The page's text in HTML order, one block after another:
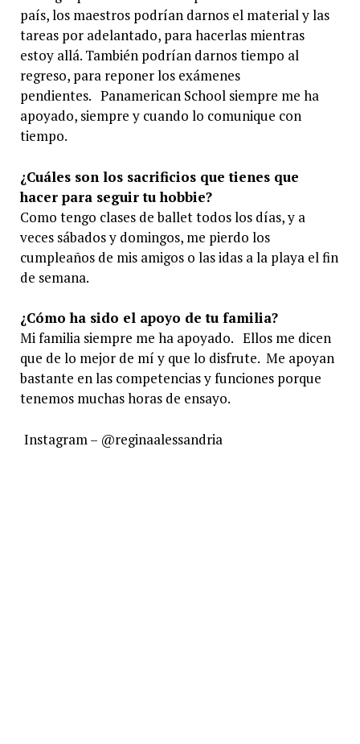
país, los maestros podrían darnos el material y las
tareas por adelantado, para hacerlas mientras
estoy allá. También podrían darnos tiempo al
regreso, para reponer los exámenes
pendientes. Panamerican School siempre me ha
apoyado, siempre y cuando lo comunique con
tiempo.
¿Cuáles son los sacrificios que tienes que
hacer para seguir tuhobbie?
Como tengo clases de ballet todos los días, y a
veces sábados y domingos, me pierdo los
cumpleaños de mis amigos o las idas a la playa el fin
de semana.
¿Cómo ha sido el apoyo de tu familia?
Mi familia siempre me ha apoyado. Ellos me dicen
que de lo mejor de mí y que lo disfrute. Me apoyan
bastante en las competencias y funciones porque
tenemos muchas horas de ensayo.
Instagram – @reginaalessandria